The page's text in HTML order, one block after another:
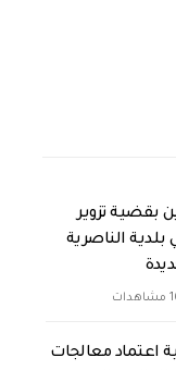
بقضية تزوير
الناصرية
اعتماد معالجات